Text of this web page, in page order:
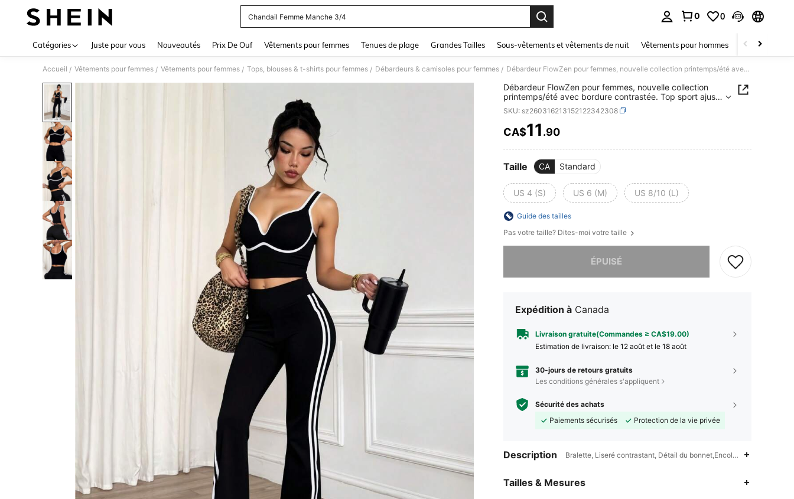
Chandail Femme Manche 3/4
0 0
Catégories Juste pour vous Nouveautés Prix De Ouf Vêtements pour femmes Tenues de plage Grandes Tailles Sous-vêtements et vêtements de nuit Vêtements pour hommes Enfants
Accueil / Vêtements pour femmes / Vêtements pour femmes / Tops, blouses & t-shirts pour femmes / Débardeurs & camisoles pour femmes / Débardeur FlowZen pour femmes, nouvelle collection printemps/été avec bordure contrastée. Top sport ajusté sexy Y2K, chic et élégant. Convient pour le quotidien, décontracté, streetwear, sorties, fêtes, festivals de musique, rentrée scolaire, extérieur, yoga, Saint-Valentin
Débardeur FlowZen pour femmes, nouvelle collection
printemps/été avec bordure contrastée. Top sport ajusté
sexy Y2K, chic et élégant. Convient pour le quotidien,
décontracté, streetwear, sorties, fêtes, festivals de
musique, rentrée scolaire, extérieur, yoga, Saint-Valentin
SKU: sz260316213152122342308
PRICE AND AVAILABILITY
CA$11.90
Taille CA Standard
US 4 (S) US 6 (M) US 8/10 (L)
Guide des tailles
Pas votre taille? Dites-moi votre taille
ÉPUISÉ
Désolés, ce produit est épuisé.
Expédition à Canada
Livraison gratuite(Commandes ≥ CA$19.00)
Estimation de livraison: le 12 août et le 18 août
30-jours de retours gratuits
Les conditions générales s'appliquent
Sécurité des achats
Paiements sécurisés
Protection de la vie privée
Description Bralette, Liseré contrastant, Détail du bonnet,Encolure en cœur,Blocs
Tailles & Mesures